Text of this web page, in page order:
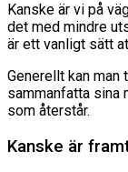
Kanske är vi på
det med mindre
är ett vanligt sätt
Generellt kan
sammanfatta sina
som återstår.
Kanske är